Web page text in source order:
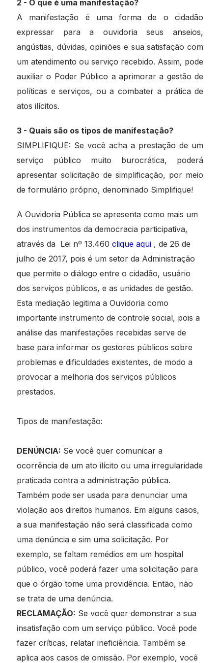
2 - O que é uma manifestação?
A manifestação é uma forma de o cidadão
expressar para a ouvidoria seus anseios,
angústias, dúvidas, opiniões e sua satisfação com
um atendimento ou serviço recebido. Assim, pode
auxiliar o Poder Público a aprimorar a gestão de
políticas e serviços, ou a combater a prática de
atos ilícitos.
3 - Quais são os tipos de manifestação?
SIMPLIFIQUE: Se você acha a prestação de um
serviço público muito burocrática, poderá
apresentar solicitação de simplificação, por meio
de formulário próprio, denominado Simplifique!
A Ouvidoria Pública se apresenta como mais um
dos instrumentos da democracia participativa,
através da Lei nº 13.460 clique aqui , de 26 de
julho de 2017, pois é um setor da Administração
que permite o diálogo entre o cidadão, usuário
dos serviços públicos, e as unidades de gestão.
Esta mediação legitima a Ouvidoria como
importante instrumento de controle social, pois a
análise das manifestações recebidas serve de
base para informar os gestores públicos sobre
problemas e dificuldades existentes, de modo a
provocar a melhoria dos serviços públicos
prestados.
Tipos de manifestação:
DENÚNCIA: Se você quer comunicar a
ocorrência de um ato ilícito ou uma irregularidade
praticada contra a administração pública.
Também pode ser usada para denunciar uma
violação aos direitos humanos. Em alguns casos,
a sua manifestação não será classificada como
uma denúncia e sim uma solicitação. Por
exemplo, se faltam remédios em um hospital
público, você poderá fazer uma solicitação para
que o órgão tome uma providência. Então, não
se trata de uma denúncia.
RECLAMAÇÃO: Se você quer demonstrar a sua
insatisfação com um serviço público. Você pode
fazer críticas, relatar ineficiência. Também se
aplica aos casos de omissão. Por exemplo, você